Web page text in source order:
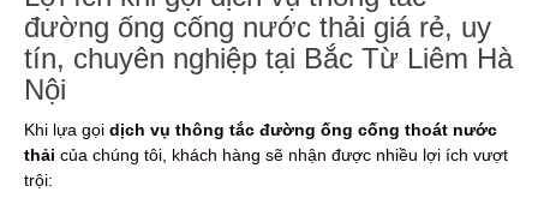
đường ống cống nước thải giá rẻ, uy
tín, chuyên nghiệp tại Bắc Từ Liêm Hà
Nội
Khi lựa gọi dịch vụ thông tắc đường ống cống thoát nước
thải của chúng tôi, khách hàng sẽ nhận được nhiều lợi ích vượt
trội: